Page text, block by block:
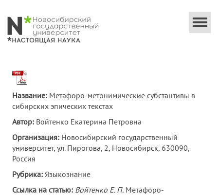
Название: Метафоро-метонимические субстантивы в
сибирских эпических текстах
Автор: Войтенко Екатерина Петровна
Организация: Новосибирский государственный
университет, ул. Пирогова, 2, Новосибирск, 630090,
Россия
Рубрика: Языкознание
Ссылка на статью: Войтенко Е. П. Метафоро-